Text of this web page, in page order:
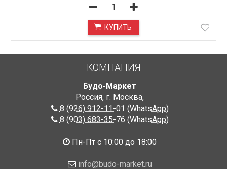
КУПИТЬ
КОМПАНИЯ
Будо-Маркет
Россия, г. Москва,
8 (926) 912-11-01 (WhatsApp)
8 (903) 683-35-76 (WhatsApp)
Пн-Пт с 10:00 до 18:00
info@budo-market.ru